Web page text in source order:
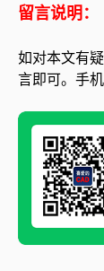
留言说明：
如对本文有
言即可。手